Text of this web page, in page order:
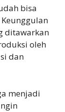
bisa
ditawarkan
oleh
dan
menjadi